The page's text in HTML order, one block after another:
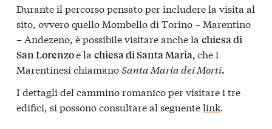
Durante il percorso pensato per includere la visita al
sito, ovvero quello Mombello di Torino – Marentino
– Andezeno, è possibile visitare anche la chiesa di
San Lorenzoe la chiesa di Santa Maria,che i
Marentinesi chiamanoSanta Maria dei Morti.
I dettagli del cammino romanico per visitare i tre
edifici, si possono consultare al seguentelink.